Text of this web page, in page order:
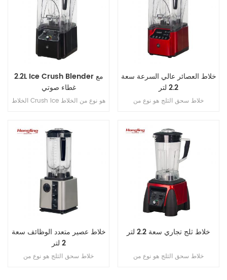
2.2L Ice Crush Blender مع
غطاء صوتي
الخلاط Crush Ice هو نوع من الخلاط
يتميز بمحرك قوي وشفرات حادة
وجرة متينة للتعامل مع قسوة الثلج
خلاط العصائر عالي السرعة سعة
2.2 لتر
خلاط سحق الثلج هو نوع من
المجمدة. يتميز عادةً بمحرك قوي
وشفرات حادة ووعاء متين للتعامل مع
قسوة سحق الثلج دون كسر المحرك
أو إجهاده.
خلاط عصير متعدد الوظائف سعة
2 لتر
خلاط سحق الثلج هو نوع من
خلاط ثلج تجاري سعة 2.2 لتر
خلاط سحق الثلج هو نوع من